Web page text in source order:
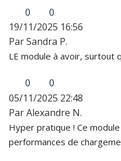
0
0
19/11/2025 16:56
Par Sandra P.
LE module à avoir, surtout
0
0
05/11/2025 22:48
Par Alexandre N.
Hyper pratique ! Ce
performances de